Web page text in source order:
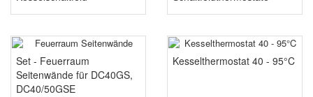
Set - Feuerraum
Seitenwände für DC40GS,
DC40/50GSE
Kesselthermostat 40 - 95°C